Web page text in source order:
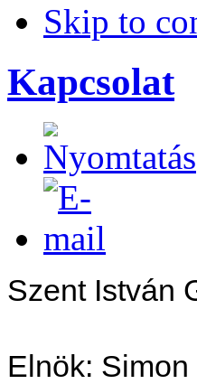
Skip to
Kapcsolat
Szent István
Elnök: